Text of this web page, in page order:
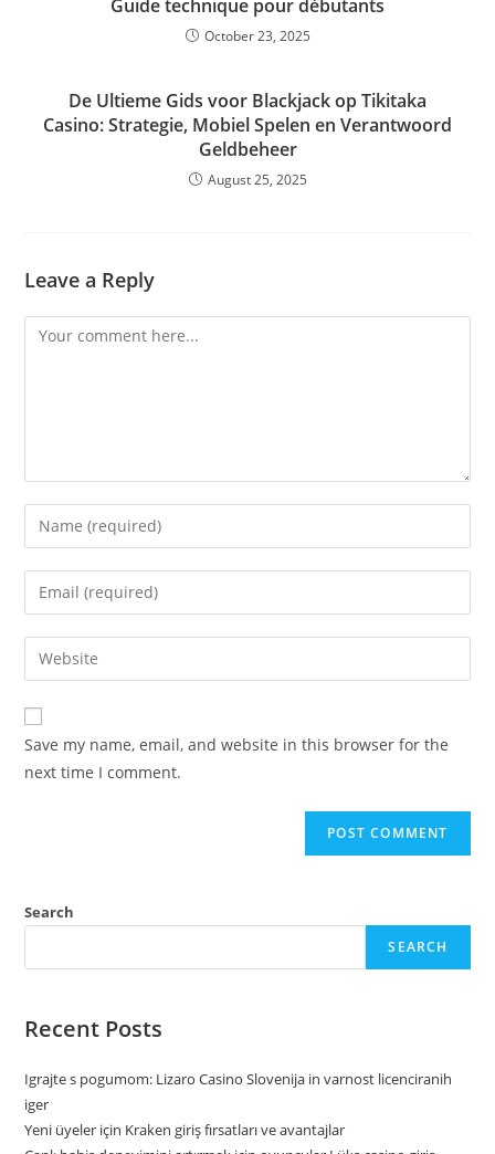
Guide technique pour débutants
October 23, 2025
De Ultieme Gids voor Blackjack op Tikitaka
Casino: Strategie, Mobiel Spelen en Verantwoord
Geldbeheer
August 25, 2025
Leave a Reply
Save my name, email, and website in this browser for the
next time I comment.
Search
SEARCH
Recent Posts
Igrajte s pogumom: Lizaro Casino Slovenija in varnost licenciranih
iger
Yeni üyeler için Kraken giriş fırsatları ve avantajlar